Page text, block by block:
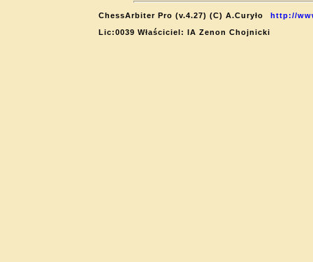
ChessArbiter Pro (v.4.27) (C) A.Curyło
http://
Lic:0039 Właściciel: IA Zenon Chojnicki